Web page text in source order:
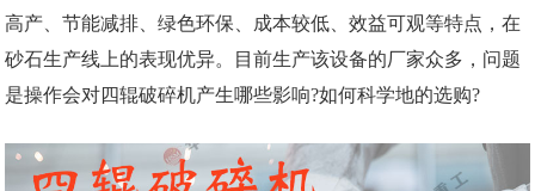
高产、节能减排、绿色环保、成本较低、效益可观等特点，在
砂石生产线上的表现优异。目前生产该设备的厂家众多，问题
是操作会对四辊破碎机产生哪些影响?如何科学地的选购?